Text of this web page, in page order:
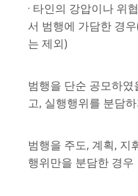
· 타인의 강압이나 위
서 범행에 가담한 경
는 제외)
범행을 단순 공모하
고, 실행행위를 분담
범행을 주도, 계획, 지
행위만을 분담한 경우